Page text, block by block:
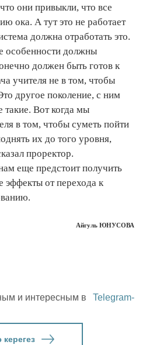
они привыкли, что все
ока. А тут это не работает
должна отработать это.
особенности должны
должен быть готов к
учителя не в том, чтобы
другое поколение, с ним
такие. Вот когда мы
в том, чтобы суметь пойти
их до того уровня,
проректор.
еще предстоит получить
эффекты от перехода к
Айгуль ЮНУСОВА
и интересным в
Telegram-